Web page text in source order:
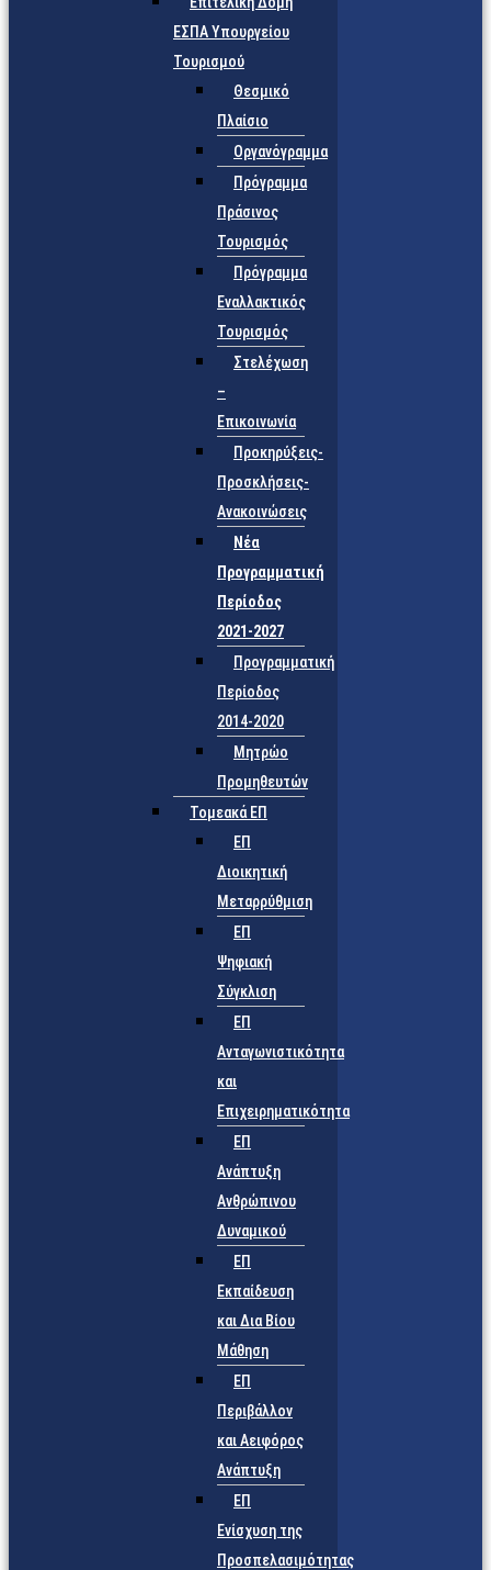
ΕΣΠΑ Υπουργείου
Τουρισμού
Θεσμικό
Πλαίσιο
Οργανόγραμμα
Πρόγραμμα
Πράσινος
Τουρισμός
Πρόγραμμα
Εναλλακτικός
Τουρισμός
Στελέχωση
–
Επικοινωνία
Προκηρύξεις-
Προσκλήσεις-
Ανακοινώσεις
Νέα
Προγραμματική
Περίοδος
2021-2027
Προγραμματική
Περίοδος
2014-2020
Μητρώο
Προμηθευτών
Τομεακά ΕΠ
ΕΠ
Διοικητική
Μεταρρύθμιση
ΕΠ
Ψηφιακή
Σύγκλιση
ΕΠ
Ανταγωνιστικότητα
και
Επιχειρηματικότητα
ΕΠ
Ανάπτυξη
Ανθρώπινου
Δυναμικού
ΕΠ
Εκπαίδευση
και Δια Βίου
Μάθηση
ΕΠ
Περιβάλλον
και Αειφόρος
Ανάπτυξη
ΕΠ
Ενίσχυση της
Προσπελασιμότητας